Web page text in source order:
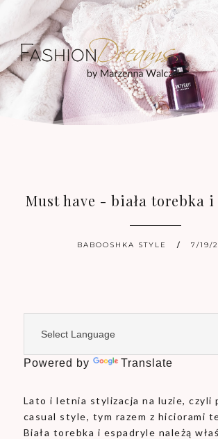
Must have - biała torebka i
BABOOSHKA STYLE 7/19/
Powered by Translate
Lato i letnia stylizacja na luzie, czyli
casual style, tym razem z hiciorami
Biała torebka i espadryle należą